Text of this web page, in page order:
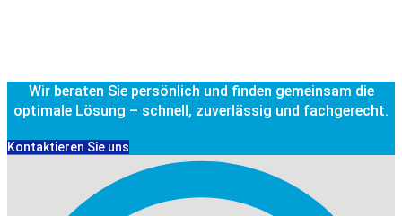
Wir beraten Sie persönlich und finden gemeinsam die
optimale Lösung – schnell, zuverlässig und fachgerecht.
Kontaktieren Sie uns